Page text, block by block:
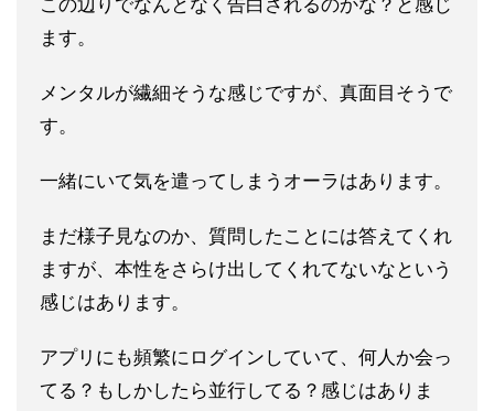
この辺りでなんとなく告白されるのかな？と感じ
ます。
メンタルが繊細そうな感じですが、真面目そうで
す。
一緒にいて気を遣ってしまうオーラはあります。
まだ様子見なのか、質問したことには答えてくれ
ますが、本性をさ らけ出してくれてないなという
感じはあります。
アプリにも頻繁に ログインしていて、何人か会っ
てる？もしかしたら並行してる？ 感じはありま